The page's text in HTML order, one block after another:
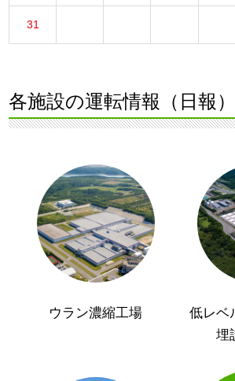
31
各施設の運転情報（日報）
ウラン濃縮工場
低レベ
埋